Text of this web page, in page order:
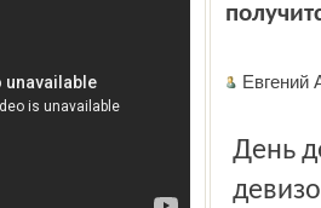
День детского телефона в этом году проходит под